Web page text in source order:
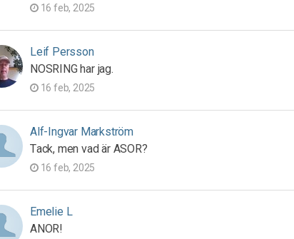
16 feb, 2025
Leif Persson
NOSRING har jag.
16 feb, 2025
Alf-Ingvar Markström
Tack, men vad är ASOR?
16 feb, 2025
Emelie L
ANOR!